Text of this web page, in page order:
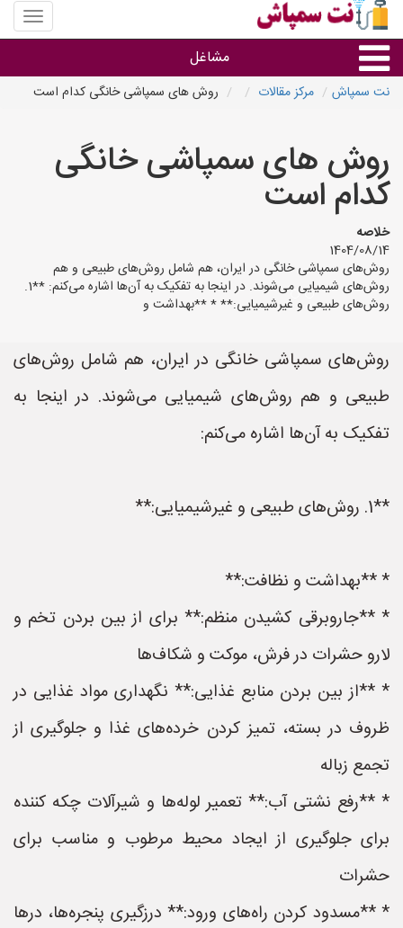
منوی
سایت
مشاغل
استان ها
نت سمپاش مرکز مقالات روش های سمپاشی خانگی کدام است
روش های سمپاشی خانگی
کدام است
خلاصه
1404/08/14
روش‌های سمپاشی خانگی در ایران، هم شامل روش‌های طبیعی و هم
روش‌های شیمیایی می‌شوند. در اینجا به تفکیک به آن‌ها اشاره می‌کنم: **1.
روش‌های طبیعی و غیرشیمیایی:** * **بهداشت و
روش‌های سمپاشی خانگی در ایران، هم شامل روش‌های
طبیعی و هم روش‌های شیمیایی می‌شوند. در اینجا به
تفکیک به آن‌ها اشاره می‌کنم:
**1. روش‌های طبیعی و غیرشیمیایی:**
* **بهداشت و نظافت:**
* **جاروبرقی کشیدن منظم:** برای از بین بردن تخم و
لارو حشرات در فرش، موکت و شکاف‌ها
* **از بین بردن منابع غذایی:** نگهداری مواد غذایی در
ظروف در بسته، تمیز کردن خرده‌های غذا و جلوگیری از
تجمع زباله
* **رفع نشتی آب:** تعمیر لوله‌ها و شیرآلات چکه کننده
برای جلوگیری از ایجاد محیط مرطوب و مناسب برای
حشرات
* **مسدود کردن راه‌های ورود:** درزگیری پنجره‌ها، درها